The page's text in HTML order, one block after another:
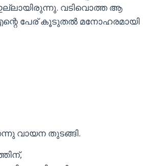
വടിവൊത്ത ആ
പേര് കൂടുതൽ മനോഹരമായി
വായന തുടങ്ങി.